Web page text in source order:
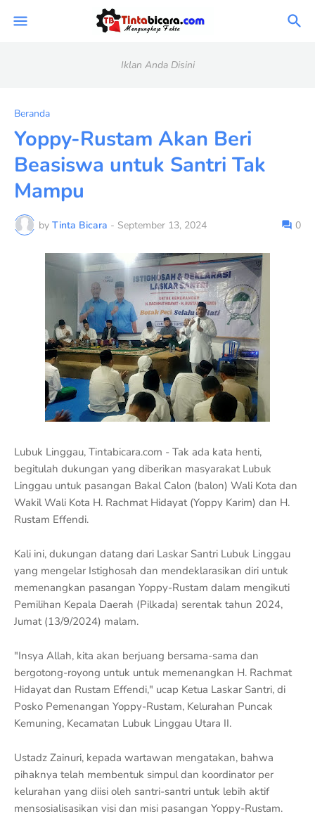
Iklan Anda Disini
Beranda
Yoppy-Rustam Akan Beri
Beasiswa untuk Santri Tak
Mampu
by Tinta Bicara - September 13, 2024 0
Lubuk Linggau, Tintabicara.com - Tak ada kata henti,
begitulah dukungan yang diberikan masyarakat Lubuk
Linggau untuk pasangan Bakal Calon (balon) Wali Kota dan
Wakil Wali Kota H. Rachmat Hidayat (Yoppy Karim) dan H.
Rustam Effendi.
Kali ini, dukungan datang dari Laskar Santri Lubuk Linggau
yang mengelar Istighosah dan mendeklarasikan diri untuk
memenangkan pasangan Yoppy-Rustam dalam mengikuti
Pemilihan Kepala Daerah (Pilkada) serentak tahun 2024,
Jumat (13/9/2024) malam.
"Insya Allah, kita akan berjuang bersama-sama dan
bergotong-royong untuk untuk memenangkan H. Rachmat
Hidayat dan Rustam Effendi," ucap Ketua Laskar Santri, di
Posko Pemenangan Yoppy-Rustam, Kelurahan Puncak
Kemuning, Kecamatan Lubuk Linggau Utara II.
Ustadz Zainuri, kepada wartawan mengatakan, bahwa
pihaknya telah membentuk simpul dan koordinator per
kelurahan yang diisi oleh santri-santri untuk lebih aktif
mensosialisasikan visi dan misi pasangan Yoppy-Rustam.